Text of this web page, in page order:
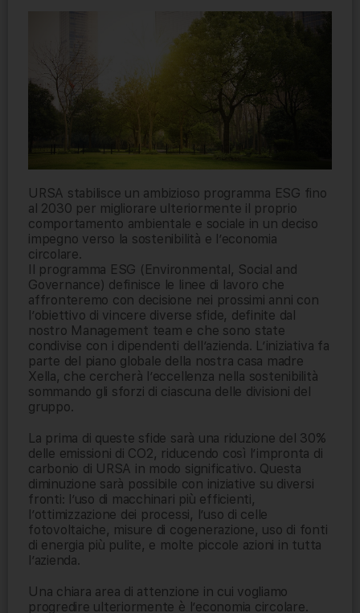
URSA stabilisce un ambizioso programma ESG fino
al 2030 per migliorare ulteriormente il proprio
comportamento ambientale e sociale in un deciso
impegno verso la sostenibilità e l’economia
circolare.
Il programma ESG (Environmental, Social and
Governance) definisce le linee di lavoro che
affronteremo con decisione nei prossimi anni con
l’obiettivo di vincere diverse sfide, definite dal
nostro Management team e che sono state
condivise con i dipendenti dell’azienda. L’iniziativa fa
parte del piano globale della nostra casa madre
Xella, che cercherà l’eccellenza nella sostenibilità
sommando gli sforzi di ciascuna delle divisioni del
gruppo.
La prima di queste sfide sarà una riduzione del 30%
delle emissioni di CO2, riducendo così l’impronta di
carbonio di URSA in modo significativo. Questa
diminuzione sarà possibile con iniziative su diversi
fronti: l’uso di macchinari più efficienti,
l’ottimizzazione dei processi, l’uso di celle
fotovoltaiche, misure di cogenerazione, uso di fonti
di energia più pulite, e molte piccole azioni in tutta
l’azienda.
Una chiara area di attenzione in cui vogliamo
progredire ulteriormente è l’economia circolare.